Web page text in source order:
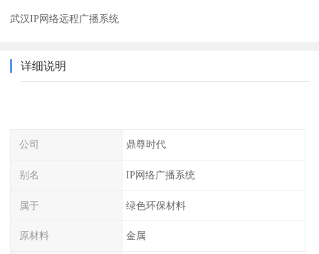
武汉IP网络远程广播系统
详细说明
公司 鼎尊时代
别名 IP网络广播系统
属于 绿色环保材料
原材料 金属